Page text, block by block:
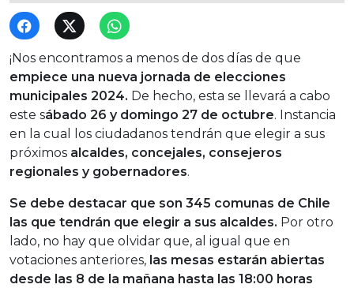
¡Nos encontramos a menos de dos días de que
empiece una nueva jornada de elecciones
municipales 2024. De hecho, esta se llevará a cabo
este sábado 26 y domingo 27 de octubre. Instancia
en la cual los ciudadanos tendrán que elegir a sus
próximos alcaldes, concejales, consejeros
regionales y gobernadores.
Se debe destacar que son 345 comunas de Chile
las que tendrán que elegir a sus alcaldes. Por otro
lado, no hay que olvidar que, al igual que en
votaciones anteriores, las mesas estarán abiertas
desde las 8 de la mañana hasta las 18:00 horas